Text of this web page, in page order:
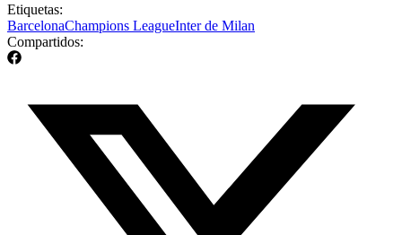
Etiquetas:
BarcelonaChampions LeagueInter de Milan
Compartidos: